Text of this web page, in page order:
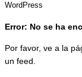
WordPress
Error: No se ha
Por favor, ve a la
un feed.